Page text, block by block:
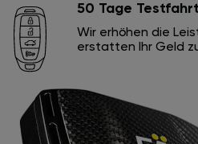
50 Tage Testfahrt
Wir erhöhen die
erstatten Ihr Geld